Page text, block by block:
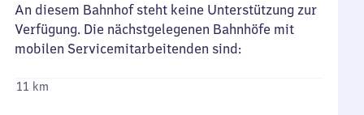
An diesem Bahnhof steht keine Unterstützung zur
Verfügung. Die nächstgelegenen Bahnhöfe mit
mobilen Servicemitarbeitenden sind:
11 km